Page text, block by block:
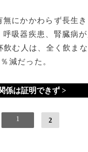
にかかわらず長生
吸器疾患、腎臓病
む人は、全く飲ま
減だった。
係は証明できず >
1 2